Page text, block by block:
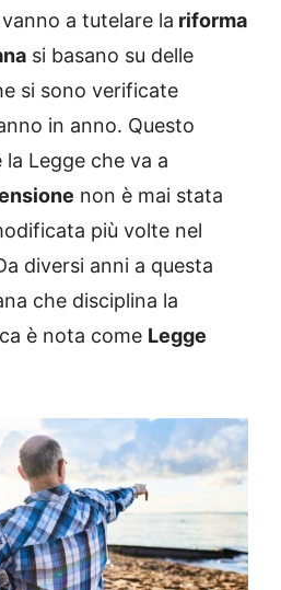
a tutelare la riforma
si basano su delle
si sono verificate
in anno. Questo
Legge che va a
non è mai stata
più volte nel
diversi anni a questa
che disciplina la
è nota come Legge